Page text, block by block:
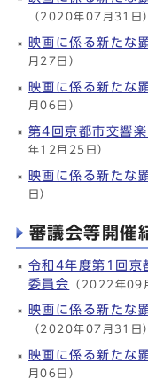
（2020年07月31日
映画に係る新たな
月27日）
映画に係る新たな
月06日）
第4回京都市交響
年12月25日）
映画に係る新たな
日）
審議会等開催
令和4年度第1回京
委員会
（2022年09
映画に係る新たな
（2020年07月31日
映画に係る新たな
月06日）